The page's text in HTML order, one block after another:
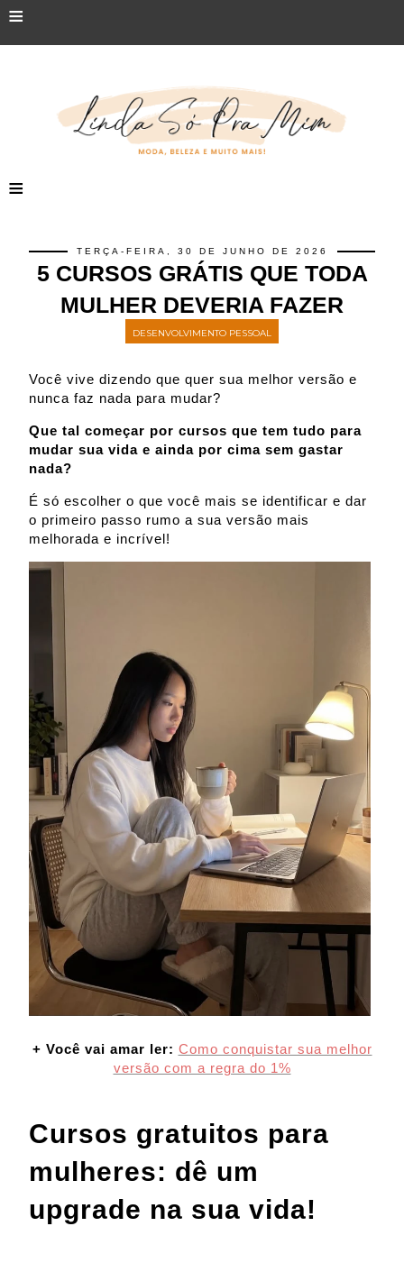
≡
≡
TERÇA-FEIRA, 30 DE JUNHO DE 2026
5 CURSOS GRÁTIS QUE TODA
MULHER DEVERIA FAZER
DESENVOLVIMENTO PESSOAL
Você vive dizendo que quer sua melhor versão e
nunca faz nada para mudar?
Que tal começar por cursos que tem tudo para
mudar sua vida e ainda por cima sem gastar
nada?
É só escolher o que você mais se identificar e dar
o primeiro passo rumo a sua versão mais
melhorada e incrível!
+ Você vai amar ler: Como conquistar sua melhor
versão com a regra do 1%
Cursos gratuitos para
mulheres: dê um
upgrade na sua vida!